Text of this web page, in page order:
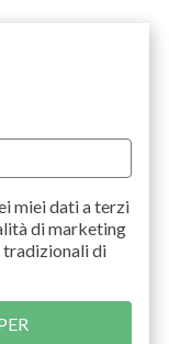
miei dati aterzi
di marketing
di